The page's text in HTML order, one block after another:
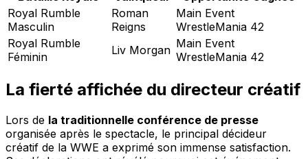
Royal Rumble
Masculin
Roman
Reigns
Main Event
WrestleMania 42
Royal Rumble
Féminin
Liv Morgan Main Event
WrestleMania 42
La fierté affichée du directeur créatif
Lors de la traditionnelle conférence de presse
organisée après le spectacle, le principal décideur
créatif de la WWE a exprimé son immense satisfaction.